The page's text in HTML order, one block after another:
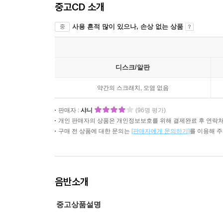
중고CD 소개
중 사용 흔적 많이 있으나, 손상 없는 상품
디스크/알판
약간의 스크래치, 오염 없음
판매자 : 샤니
(96명 평가)
개인 판매자의 상품은 개인정보보호를 위해 결제완료 후 연락
구매 전 상품에 대한 문의는 [판매자에게 문의하기]를 이용해
음반소개
중고상품설명